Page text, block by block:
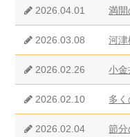
2026.04.01 満
2026.03.08 河津
2026.02.26 小金
2026.02.10 多
2026.02.04 節分